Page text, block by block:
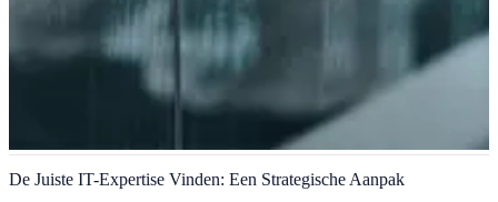
IT-consultancy in Birmingham
De Juiste IT-Expertise Vinden: Een Strategische Aanpak